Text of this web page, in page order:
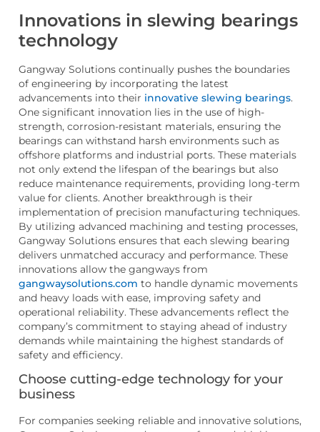
Innovations in slewing bearings
technology
Gangway Solutions continually pushes the boundaries
of engineering by incorporating the latest
advancements into their innovative slewing bearings.
One significant innovation lies in the use of high-
strength, corrosion-resistant materials, ensuring the
bearings can withstand harsh environments such as
offshore platforms and industrial ports. These materials
not only extend the lifespan of the bearings but also
reduce maintenance requirements, providing long-term
value for clients. Another breakthrough is their
implementation of precision manufacturing techniques.
By utilizing advanced machining and testing processes,
Gangway Solutions ensures that each slewing bearing
delivers unmatched accuracy and performance. These
innovations allow the gangways from
gangwaysolutions.com to handle dynamic movements
and heavy loads with ease, improving safety and
operational reliability. These advancements reflect the
company’s commitment to staying ahead of industry
demands while maintaining the highest standards of
safety and efficiency.
Choose cutting-edge technology for your
business
For companies seeking reliable and innovative solutions,